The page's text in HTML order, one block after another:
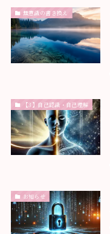
無意識の書き換え
【3】自己認識・自己理解
お知らせ